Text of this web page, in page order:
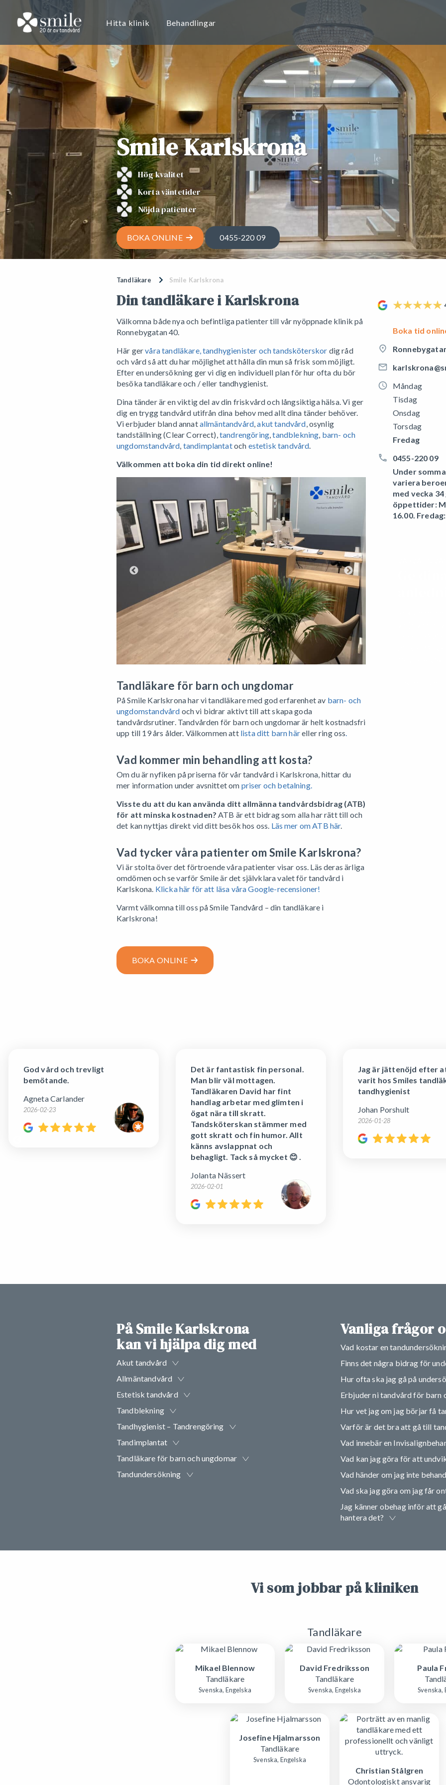
Smile Karlskrona
Hög kvalitet
Korta väntetider
Nöjda patienter
BOKA ONLINE 0455-220 09
Tandläkare Smile Karlskrona
Din tandläkare i Karlskrona
Välkomna både nya och befintliga patienter till vår nyöppnade klinik på
Ronnebygatan 40.
Här gervåra tandläkare, tandhygienister och tandsköterskor dig råd
och vård så att du har möjlighet att hålla din mun så frisk som möjligt.
Efter en undersökning ger vi dig en individuell plan för hur ofta du bör
besöka tandläkare och / eller tandhygienist.
Dina tänder är en viktig del av din friskvård och långsiktiga hälsa. Vi ger
dig en trygg tandvård utifrån dina behov med allt dina tänder behöver.
Vi erbjuder bland annatallmäntandvård,akut tandvård, osynlig
tandställning (Clear Correct),tandrengöring,tandblekning, barn- och
ungdomstandvård, tandimplantatoch estetisk tandvård.
Välkommen att boka din tid direkt online!
Tandläkare för barn och ungdomar
På Smile Karlskrona har vi tandläkare med god erfarenhet av barn- och
ungdomstandvård och vi bidrar aktivt till att skapa goda
tandvårdsrutiner. Tandvården för barn och ungdomar är helt kostnadsfri
upp till 19 års ålder. Välkommen att lista ditt barn häreller ring oss
Vad kommer min behandling att kosta?
Om du är nyfiken på priserna för vår tandvård i Karlskrona, hittar du
mer information under avsnittet om priser och betalning.
Visste du att du kan använda ditt allmänna tandvårdsbidrag (ATB)
för att minska kostnaden? ATB är ett bidrag som alla har rätt till och
det kan nyttjas direkt vid ditt besök hos oss. Läs mer om ATB här.
Vad tycker våra patienter om Smile Karlskrona?
Vi är stolta över det förtroende våra patienter visar oss. Läs deras ärliga
omdömen och se varför Smile är det självklara valet för tandvård i
Karlskona. Klicka här för att läsa våra Google-recensioner!
Varmt välkomna till oss på Smile Tandvård – din tandläkare i
Karlskrona!
BOKA ONLINE
Boka tid
Måndag
Tisdag
Onsdag
Torsdag
Fredag
0455-220 09
Under
variera
med vecka
öppettider:
16.00.
God vård och trevligt
bemötande.
Agneta Carlander
2026-02-23
Det är fantastisk fin personal.
Man blir väl mottagen.
Tandläkaren David har fint
handlag arbetar med glimten i
ögat nära till skratt.
Tandsköterskan stämmer med
gott skratt och fin humor. Allt
känns avslappnat och
behagligt. Tack så mycket 😊 .
Jolanta Nässert
2026-02-01
Jag är jättenöjd efter
varit hos Smiles
tandhygienist
Johan Porshult
2026-01-28
På Smile Karlskrona
kan vi hjälpa dig med
Akut tandvård
Allmäntandvård
Estetisk tandvård
Tandblekning
Tandhygienist – Tandrengöring
Tandimplantat
Tandläkare för barn och ungdomar
Tandundersökning
Vanliga frågor
Vad kostar en
Finns det några bidrag för
Hur ofta ska jag gå på
Erbjuder ni tandvård för barn
Hur vet jag om jag börjar få
Varför är det bra att gå till
Vad innebär en
Vad kan jag göra för att
Vad händer om jag inte
Vad ska jag göra om jag får
Jag känner obehag inför att
hantera det?
Vi som jobbar på kliniken
Tandläkare
Mikael Blennow
Tandläkare
Svenska, Engelska
David Fredriksson
Tandläkare
Svenska, Engelska
Paula
Svenska,
Josefine Hjalmarsson
Tandläkare
Svenska, Engelska
Christian Stålgren
Odontologiskt ansvarig
Hitta klinik Behandlingar